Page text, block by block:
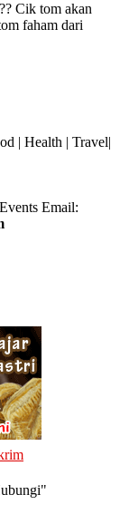
Cik tom akan
faham dari
| Health | Travel|
Email: